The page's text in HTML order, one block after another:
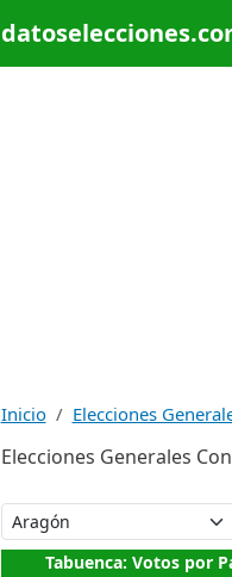
Inicio Elecciones
Elecciones Generales
Tabuenca: Votos por